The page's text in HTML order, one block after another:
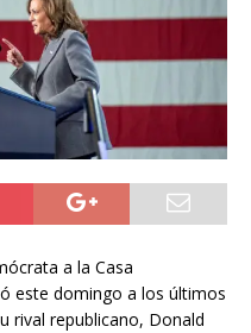
a la Casa
este domingo a los últimos
rival republicano, Donald